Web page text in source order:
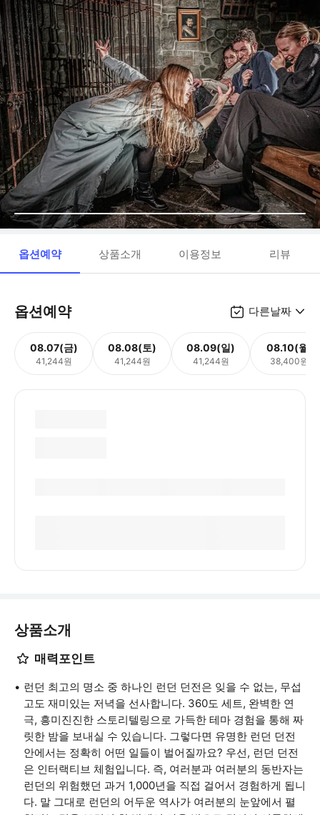
옵션예약 상품소개 이용정보 리뷰
옵션예약 다른날짜
08.07(금)
41,244원
08.08(토)
41,244원
08.09(일)
41,244원
08.10(월)
38,400원
상품소개
매력포인트
런던 최고의 명소 중 하나인 런던 던전은 잊을 수 없는, 무섭
고도 재미있는 저녁을 선사합니다. 360도 세트, 완벽한 연
극, 흥미진진한 스토리텔링으로 가득한 테마 경험을 통해 짜
릿한 밤을 보내실 수 있습니다. 그렇다면 유명한 런던 던전
안에서는 정확히 어떤 일들이 벌어질까요? 우선, 런던 던전
은 인터랙티브 체험입니다. 즉, 여러분과 여러분의 동반자는
런던의 위험했던 과거 1,000년을 직접 걸어서 경험하게 됩니
다. 말 그대로 런던의 어두운 역사가 여러분의 눈앞에서 펼